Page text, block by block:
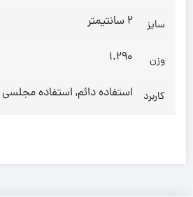
سایز 2 سانتیمتر
وزن 1.290
کاربرد استفاده دائم, استفاده مجلسی